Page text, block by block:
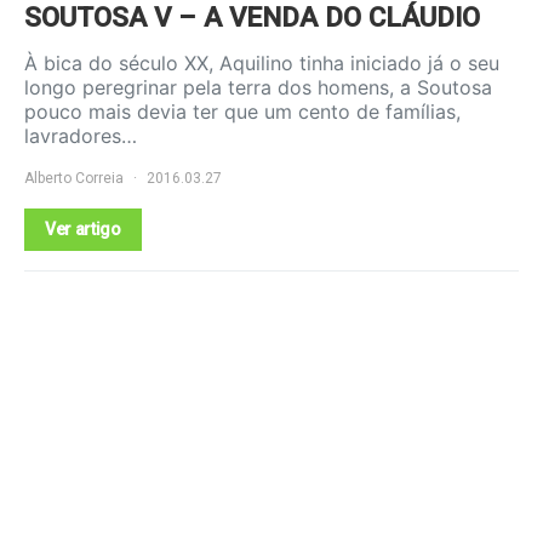
SOUTOSA V – A VENDA DO CLÁUDIO
À bica do século XX, Aquilino tinha iniciado já o seu
longo peregrinar pela terra dos homens, a Soutosa
pouco mais devia ter que um cento de famílias,
lavradores…
Alberto Correia 2016.03.27
Ver artigo